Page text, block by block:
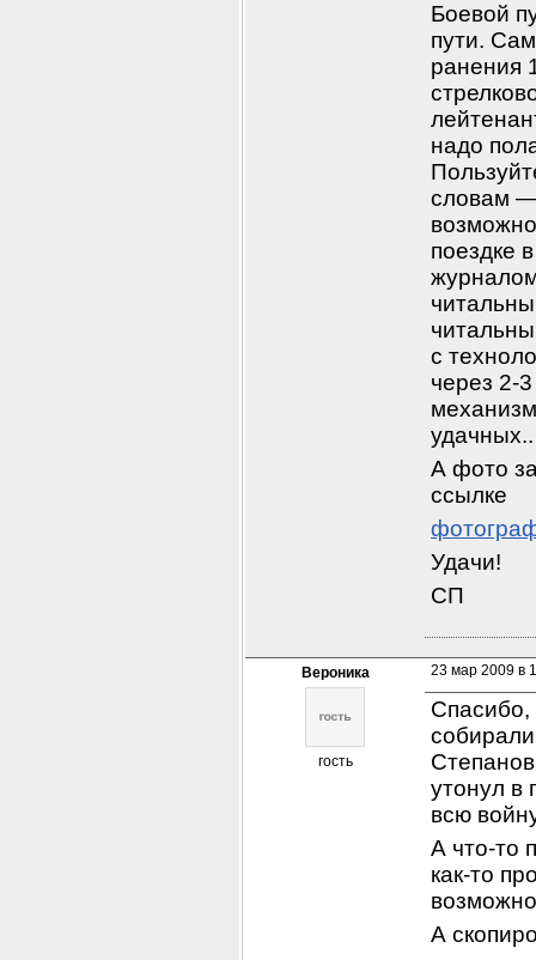
Боевой
пути.
ранения
надо
словам —
поездке
с
через 2-
удачных..
А фото
ссылке
Удачи!
СП
Вероника
гость
23 мар 2009 в
утонул в
всю
А что-то
как-то
А